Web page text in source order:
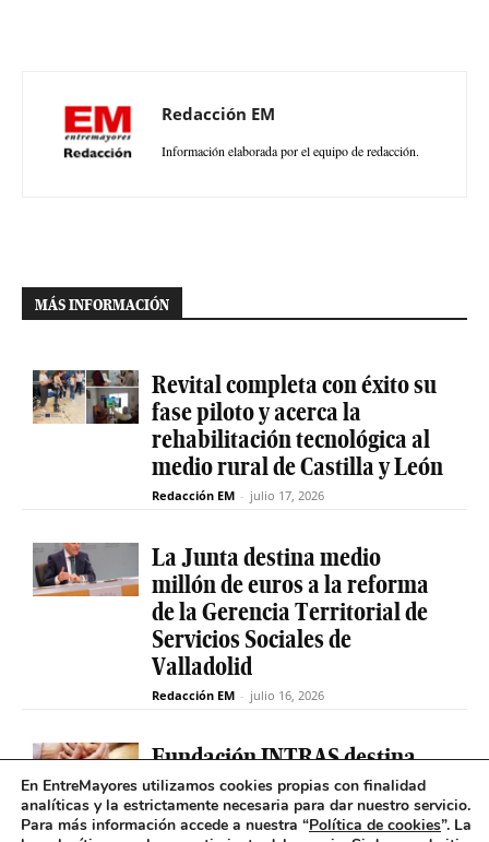
Redacción EM
Información elaborada por el equipo de redacción.
MÁS INFORMACIÓN
Revital completa con éxito su
fase piloto y acerca la
rehabilitación tecnológica al
medio rural de Castilla y León
Redacción EM - julio 17, 2026
La Junta destina medio
millón de euros a la reforma
de la Gerencia Territorial de
Servicios Sociales de
Valladolid
Redacción EM - julio 16, 2026
Fundación INTRAS destina
6.000 euros a proyectos
sociales que impulsen la
En EntreMayores utilizamos cookies propias con finalidad
analíticas y la estrictamente necesaria para dar nuestro servicio.
Para más información accede a nuestra “Política de cookies”. La